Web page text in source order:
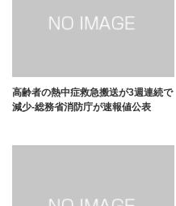
高齢者の熱中症救急搬送が3週連続で
減少-総務省消防庁が速報値公表